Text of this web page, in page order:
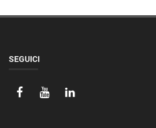
SEGUICI